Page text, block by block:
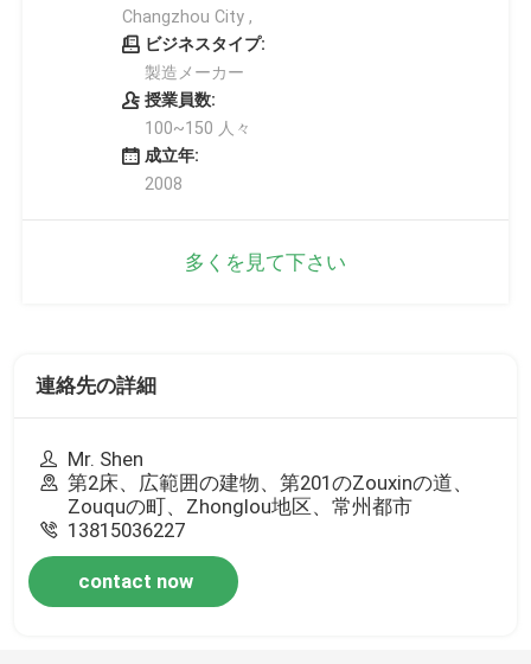
Changzhou City ,
ビジネスタイプ:
製造メーカー
授業員数:
100~150 人々
成立年:
2008
多くを見て下さい
連絡先の詳細
Mr. Shen
第2床、広範囲の建物、第201のZouxinの道、
Zouquの町、Zhonglou地区、常州都市
13815036227
contact now